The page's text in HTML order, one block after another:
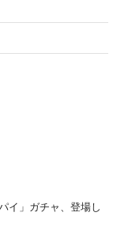
イ」ガチャ、登場し